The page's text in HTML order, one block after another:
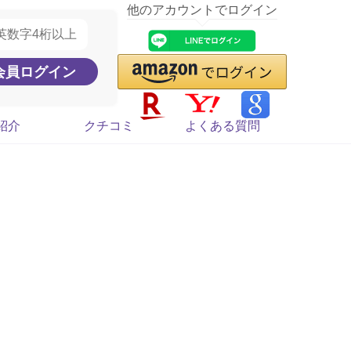
他のアカウントでログイン
介 クチコミ よくある質問